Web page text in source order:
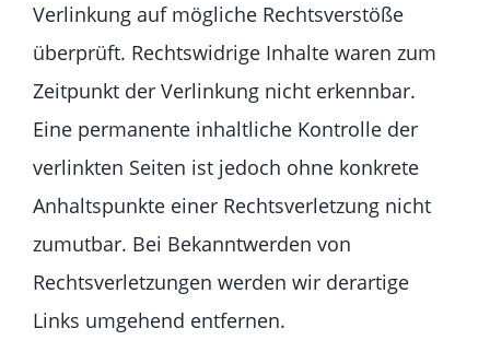
Verlinkung auf mögliche Rechtsverstöße
überprüft. Rechtswidrige Inhalte waren zum
Zeitpunkt der Verlinkung nicht erkennbar.
Eine permanente inhaltliche Kontrolle der
verlinkten Seiten ist jedoch ohne konkrete
Anhaltspunkte einer Rechtsverletzung nicht
zumutbar. Bei Bekanntwerden von
Rechtsverletzungen werden wir derartige
Links umgehend entfernen.